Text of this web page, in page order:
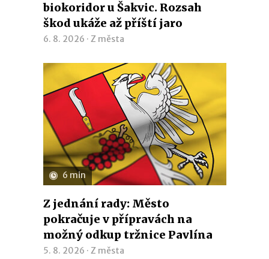
biokoridor u Šakvic. Rozsah
škod ukáže až příští jaro
6. 8. 2026 · Z města
6 min
Z jednání rady: Město
pokračuje v přípravách na
možný odkup tržnice Pavlína
5. 8. 2026 · Z města